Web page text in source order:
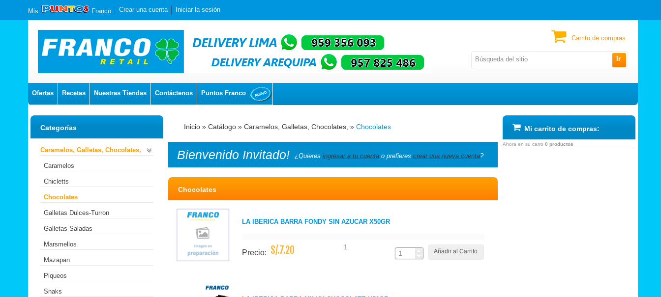
Ir
Mis Franco Crear una cuenta Iniciar la sesión
Ofertas Recetas Nuestras Tiendas Contáctenos Puntos Franco
Carrito de compras
Inicio » Catálogo » Caramelos, Galletas, Chocolates, » Chocolates
Bienvenido Invitado! ¿Quieres ingresar a tu cuenta o prefieres crear una nueva cuenta?
Chocolates
LA IBERICA BARRA FONDY SIN AZUCAR X50GR
Precio: S/.7.20 1
Añadir al Carrito
Categorías
Caramelos, Galletas, Chocolates,
Caramelos
Chicletts
Chocolates
Galletas Dulces-Turron
Galletas Saladas
Marsmellos
Mazapan
Piqueos
Snaks
Mi carrito de compras:
Ahora en su carro 0 productos